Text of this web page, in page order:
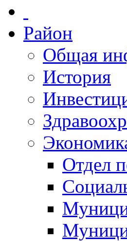
Район
Общая
История
Отдел